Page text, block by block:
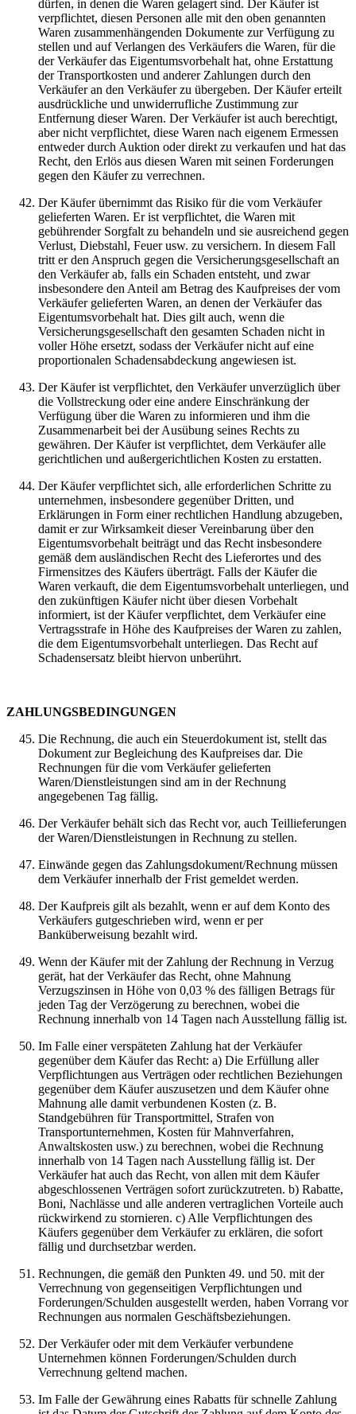
dürfen, in denen die Waren gelagert sind. Der Käufer ist
verpflichtet, diesen Personen alle mit den oben genannten
Waren zusammenhängenden Dokumente zur Verfügung zu
stellen und auf Verlangen des Verkäufers die Waren, für die
der Verkäufer das Eigentumsvorbehalt hat, ohne Erstattung
der Transportkosten und anderer Zahlungen durch den
Verkäufer an den Verkäufer zu übergeben. Der Käufer erteilt
ausdrückliche und unwiderrufliche Zustimmung zur
Entfernung dieser Waren. Der Verkäufer ist auch berechtigt,
aber nicht verpflichtet, diese Waren nach eigenem Ermessen
entweder durch Auktion oder direkt zu verkaufen und hat das
Recht, den Erlös aus diesen Waren mit seinen Forderungen
gegen den Käufer zu verrechnen.
Der Käufer übernimmt das Risiko für die vom Verkäufer
gelieferten Waren. Er ist verpflichtet, die Waren mit
gebührender Sorgfalt zu behandeln und sie ausreichend gegen
Verlust, Diebstahl, Feuer usw. zu versichern. In diesem Fall
tritt er den Anspruch gegen die Versicherungsgesellschaft an
den Verkäufer ab, falls ein Schaden entsteht, und zwar
insbesondere den Anteil am Betrag des Kaufpreises der vom
Verkäufer gelieferten Waren, an denen der Verkäufer das
Eigentumsvorbehalt hat. Dies gilt auch, wenn die
Versicherungsgesellschaft den gesamten Schaden nicht in
voller Höhe ersetzt, sodass der Verkäufer nicht auf eine
proportionalen Schadensabdeckung angewiesen ist.
Der Käufer ist verpflichtet, den Verkäufer unverzüglich über
die Vollstreckung oder eine andere Einschränkung der
Verfügung über die Waren zu informieren und ihm die
Zusammenarbeit bei der Ausübung seines Rechts zu
gewähren. Der Käufer ist verpflichtet, dem Verkäufer alle
gerichtlichen und außergerichtlichen Kosten zu erstatten.
Der Käufer verpflichtet sich, alle erforderlichen Schritte zu
unternehmen, insbesondere gegenüber Dritten, und
Erklärungen in Form einer rechtlichen Handlung abzugeben,
damit er zur Wirksamkeit dieser Vereinbarung über den
Eigentumsvorbehalt beiträgt und das Recht insbesondere
gemäß dem ausländischen Recht des Lieferortes und des
Firmensitzes des Käufers überträgt. Falls der Käufer die
Waren verkauft, die dem Eigentumsvorbehalt unterliegen, und
den zukünftigen Käufer nicht über diesen Vorbehalt
informiert, ist der Käufer verpflichtet, dem Verkäufer eine
Vertragsstrafe in Höhe des Kaufpreises der Waren zu zahlen,
die dem Eigentumsvorbehalt unterliegen. Das Recht auf
Schadensersatz bleibt hiervon unberührt.
ZAHLUNGSBEDINGUNGEN
Die Rechnung, die auch ein Steuerdokument ist, stellt das
Dokument zur Begleichung des Kaufpreises dar. Die
Rechnungen für die vom Verkäufer gelieferten
Waren/Dienstleistungen sind am in der Rechnung
angegebenen Tag fällig.
Der Verkäufer behält sich das Recht vor, auch Teillieferungen
der Waren/Dienstleistungen in Rechnung zu stellen.
Einwände gegen das Zahlungsdokument/Rechnung müssen
dem Verkäufer innerhalb der Frist gemeldet werden.
Der Kaufpreis gilt als bezahlt, wenn er auf dem Konto des
Verkäufers gutgeschrieben wird, wenn er per
Banküberweisung bezahlt wird.
Wenn der Käufer mit der Zahlung der Rechnung in Verzug
gerät, hat der Verkäufer das Recht, ohne Mahnung
Verzugszinsen in Höhe von 0,03 % des fälligen Betrags für
jeden Tag der Verzögerung zu berechnen, wobei die
Rechnung innerhalb von 14 Tagen nach Ausstellung fällig ist.
Im Falle einer verspäteten Zahlung hat der Verkäufer
gegenüber dem Käufer das Recht: a) Die Erfüllung aller
Verpflichtungen aus Verträgen oder rechtlichen Beziehungen
gegenüber dem Käufer auszusetzen und dem Käufer ohne
Mahnung alle damit verbundenen Kosten (z. B.
Standgebühren für Transportmittel, Strafen von
Transportunternehmen, Kosten für Mahnverfahren,
Anwaltskosten usw.) zu berechnen, wobei die Rechnung
innerhalb von 14 Tagen nach Ausstellung fällig ist. Der
Verkäufer hat auch das Recht, von allen mit dem Käufer
abgeschlossenen Verträgen sofort zurückzutreten. b) Rabatte,
Boni, Nachlässe und alle anderen vertraglichen Vorteile auch
rückwirkend zu stornieren. c) Alle Verpflichtungen des
Käufers gegenüber dem Verkäufer zu erklären, die sofort
fällig und durchsetzbar werden.
Rechnungen, die gemäß den Punkten 49. und 50. mit der
Verrechnung von gegenseitigen Verpflichtungen und
Forderungen/Schulden ausgestellt werden, haben Vorrang vor
Rechnungen aus normalen Geschäftsbeziehungen.
Der Verkäufer oder mit dem Verkäufer verbundene
Unternehmen können Forderungen/Schulden durch
Verrechnung geltend machen.
Im Falle der Gewährung eines Rabatts für schnelle Zahlung